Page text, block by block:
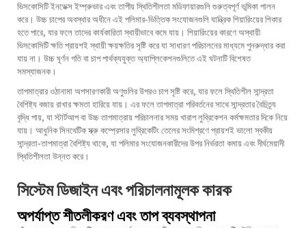
ভিসকোসিটি ইনডেক্স ইম্প্রুভার এবং তাপীয় স্থিতিশীলতা মডিফায়ারগুলি গুরুত্বপূর্ণ ভূমিকা পালন
করে। উচ্চ চাপের অবস্থার অধীনে এই পলিমার-ভিত্তিক সংযোজনগুলি যান্ত্রিক শিয়ারিংয়ের শিকার
হতে পারে, যার ফলে তাদের কার্যকারিতা স্থায়ীভাবে কমে যায়। শিয়ারিংয়ের কারণে অস্থায়ী
ভিসকোসিটি ক্ষতি প্রায়শই স্থায়ী ক্ষয়ক্ষতির সৃষ্টি করে যা সাধারণ পরিচালনের মাধ্যমে পুনরুদ্ধার করা
যায় না। উচ্চ ঘূর্ণন গতি বা চাপ পার্থক্যযুক্ত অ্যাপ্লিকেশনগুলিতে এই ঘটনাটি বিশেষত
সমস্যাজনক।
তাপমাত্রার ওঠানামা অপসারণকারী অণুগুলির উপরও চাপ সৃষ্টি করে, যার ফলে স্থিতিশীল সান্দ্রতা
বৈশিষ্ট্য বজায় রাখার ক্ষমতা হারিয়ে যায়। এর ফলে তাপমাত্রা পরিবর্তনের সাথে সান্দ্রতার বৈচিত্র্য
বৃদ্ধি পায়, যা স্টার্টআপ বা উচ্চ তাপমাত্রায় পরিচালনার সময় খারাপ লুব্রিকেশন কর্মক্ষমতার দিকে নিয়ে
যায়। আধুনিক সিনথেটিক স্ক্রু কম্প্রেসার লুব্রিকেটিং তেলের সংমিশ্রণে প্রায়শই ভালো স্বকীয়
সান্দ্রতা-তাপমাত্রা বৈশিষ্ট্য থাকে, যা পলিমার সংযোজনকারীদের উপর নির্ভরতা কমায় এবং দীর্ঘমেয়াদী
স্থিতিশীলতা উন্নত করে।
সিস্টেম ডিজাইন এবং পরিচালনামূলক কারক
অপর্যাপ্ত শীতলীকরণ এবং তাপ ব্যবস্থাপনা